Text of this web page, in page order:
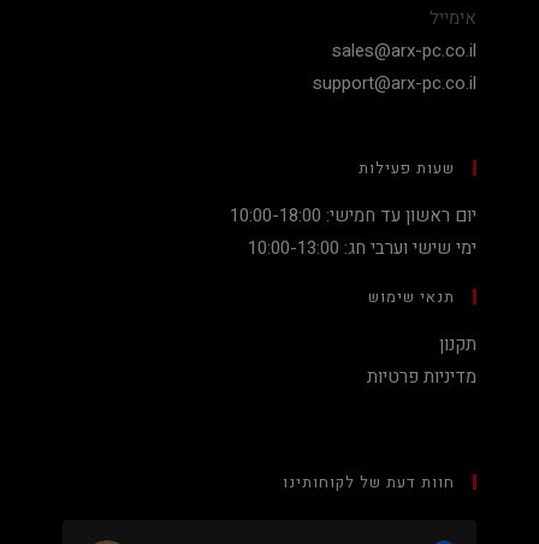
אימייל
sales@arx-pc.co.il
support@arx-pc.co.il
שעות פעילות
יום ראשון עד חמישי: 10:00-18:00
ימי שישי וערבי חג: 10:00-13:00
תנאי שימוש
תקנון
מדיניות פרטיות
חוות דעת של לקוחותינו